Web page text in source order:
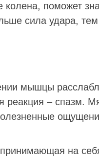
поможет
сила удара,
мышцы
реакция – спазм.
на